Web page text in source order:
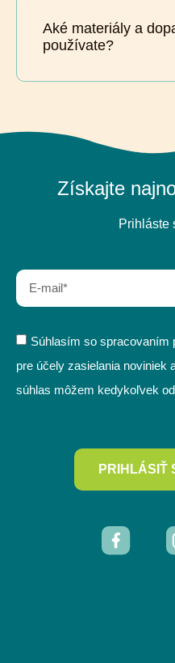
Aké materiály a
používate?
Získajte
Prihláste
Súhlasím so spracovaním
pre účely zasielania noviniek
súhlas môžem kedykoľvek
PRIHLÁSIŤ